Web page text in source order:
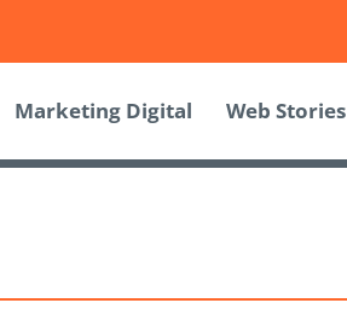
Marketing Digital Web Stories